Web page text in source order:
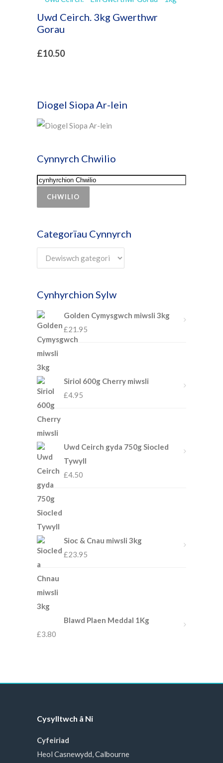
Uwd Ceirch. 3kg Gwerthwr
Gorau
£10.50
Diogel Siopa Ar-lein
Cynnyrch Chwilio
CHWILIO
Categorïau Cynnyrch
Cynhyrchion Sylw
Golden Cymysgwch miwsli 3kg
£21.95
Siriol 600g Cherry miwsli
£4.95
Uwd Ceirch gyda 750g Siocled
Tywyll
£4.50
Sioc & Cnau miwsli 3kg
£23.95
Blawd Plaen Meddal 1Kg
£3.80
Cysylltwch â Ni
Cyfeiriad
Heol Casnewydd, Calbourne